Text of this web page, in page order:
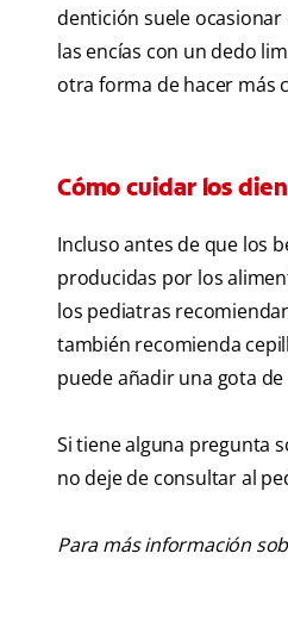
dentición suele
las encías con un dedo
otra forma de hacer más
Cómo cuidar los
Incluso antes de que los
producidas por los
los pediatras
también recomienda
puede añadir una gota
Si tiene alguna pregunta
no deje de consultar al
Para más información